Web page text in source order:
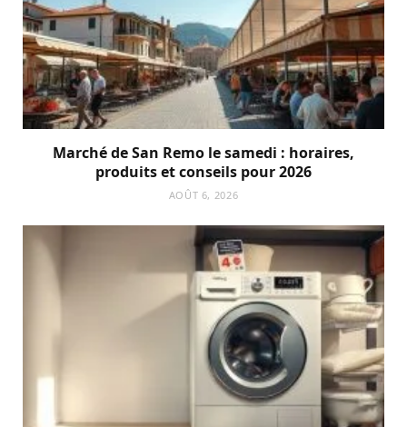
Marché de San Remo le samedi : horaires,
produits et conseils pour 2026
AOÛT 6, 2026